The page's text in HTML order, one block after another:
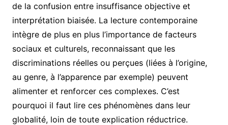
de la confusion entre insuffisance objective et
interprétation biaisée. La lecture contemporaine
intègre de plus en plus l’importance de facteurs
sociaux et culturels, reconnaissant que les
discriminations réelles ou perçues (liées à l’origine,
au genre, à l’apparence par exemple) peuvent
alimenter et renforcer ces complexes. C’est
pourquoi il faut lire ces phénomènes dans leur
globalité, loin de toute explication réductrice.